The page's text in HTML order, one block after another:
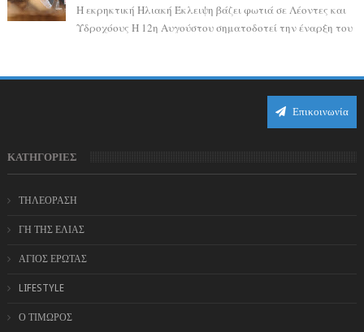
Η εκρηκτική Ηλιακή Έκλειψη βάζει φωτιά σε Λέοντες και
Υδροχόους Η 12η Αυγούστου σηματοδοτεί την έναρξη του
Επικοινωνία
ΚΑΤΗΓΟΡΙΕΣ
ΤΗΛΕΟΡΑΣΗ
ΓΗ ΤΗΣ ΕΛΙΑΣ
ΑΓΙΟΣ ΕΡΩΤΑΣ
LIFESTYLE
Ο ΤΙΜΩΡΟΣ